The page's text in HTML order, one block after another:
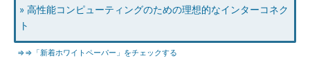
» 高性能コンピューティングのための理想的なインターコネク
ト
⇒⇒「新着ホワイトペーパー」をチェックする